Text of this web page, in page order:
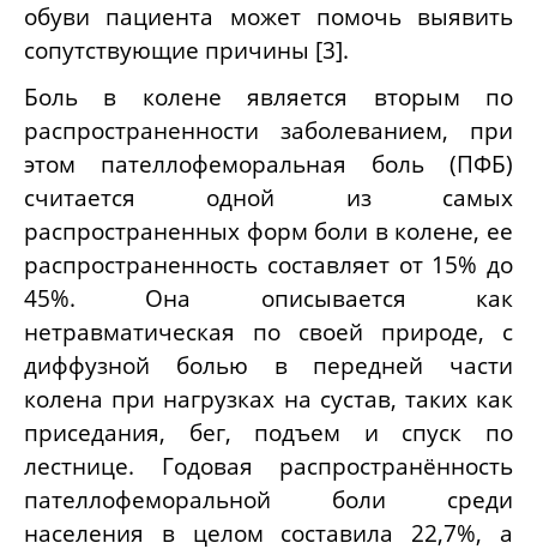
обуви пациента может помочь выявить
сопутствующие причины [3].
Боль в колене является вторым по
распространенности заболеванием, при
этом пателлофеморальная боль (ПФБ)
считается одной из самых
распространенных форм боли в колене, ее
распространенность составляет от 15% до
45%. Она описывается как
нетравматическая по своей природе, с
диффузной болью в передней части
колена при нагрузках на сустав, таких как
приседания, бег, подъем и спуск по
лестнице. Годовая распространённость
пателлофеморальной боли среди
населения в целом составила 22,7%, а